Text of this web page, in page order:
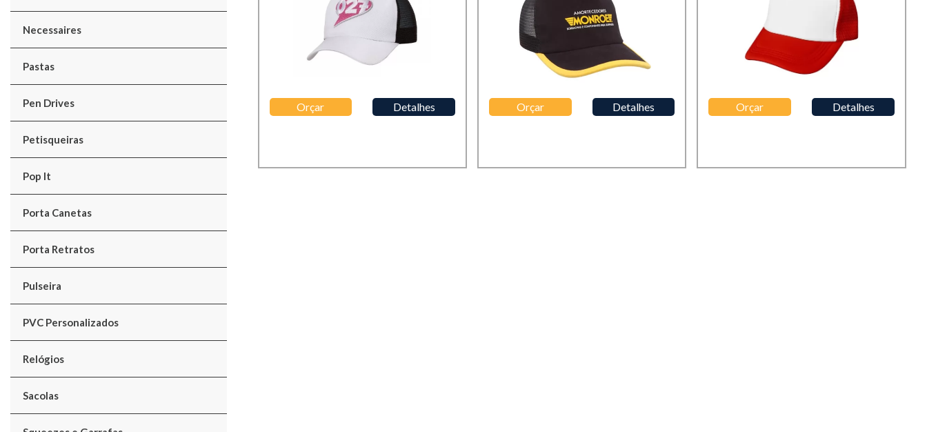
Necessaires
Pastas
Pen Drives
Petisqueiras
Pop It
Porta Canetas
Porta Retratos
Pulseira
PVC Personalizados
Relógios
Sacolas
Orçar Detalhes Orçar Detalhes Orçar Detalhes